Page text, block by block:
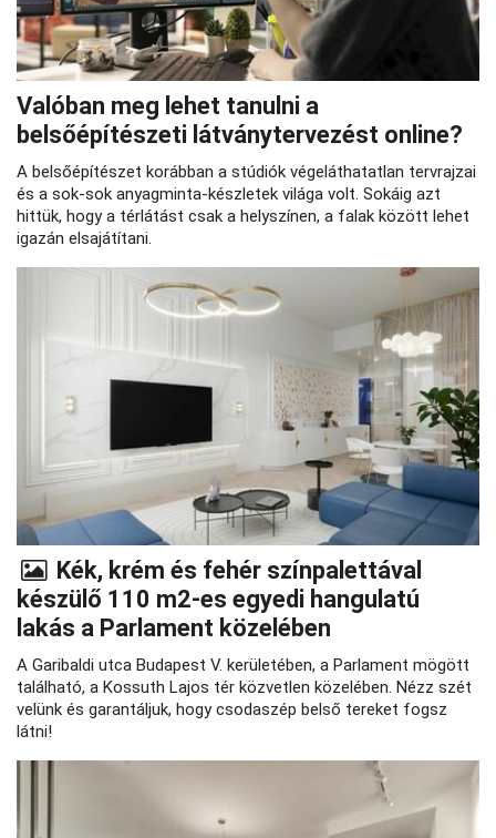
Valóban meg lehet tanulni a
belsőépítészeti látványtervezést online?
A belsőépítészet korábban a stúdiók végeláthatatlan tervrajzai
és a sok-sok anyagminta-készletek világa volt. Sokáig azt
hittük, hogy a térlátást csak a helyszínen, a falak között lehet
igazán elsajátítani.
Kék, krém és fehér színpalettával
készülő 110 m2-es egyedi hangulatú
lakás a Parlament közelében
A Garibaldi utca Budapest V. kerületében, a Parlament mögött
található, a Kossuth Lajos tér közvetlen közelében. Nézz szét
velünk és garantáljuk, hogy csodaszép belső tereket fogsz
látni!